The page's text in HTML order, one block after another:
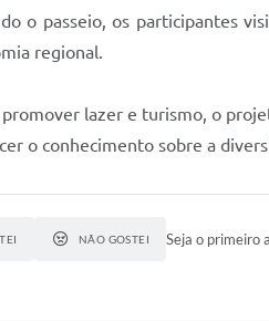
o passeio, os participantes
regional.
lazer e turismo, o
o conhecimento sobre a
NÃO GOSTEI Seja o primeiro